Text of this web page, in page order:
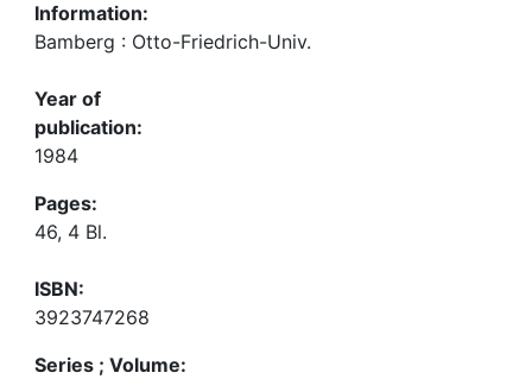
Information:
Bamberg : Otto-Friedrich-Univ.
Year of
publication:
1984
Pages:
46, 4 Bl.
ISBN:
3923747268
Series ; Volume: